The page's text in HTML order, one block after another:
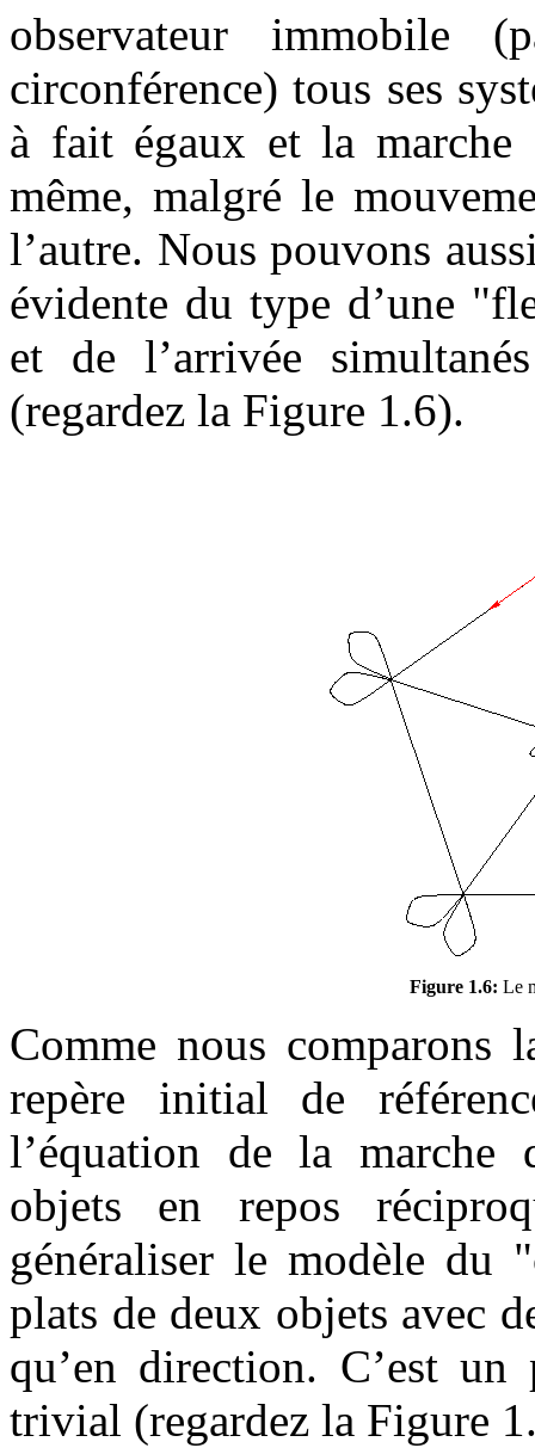
observateur immobile
circonférence) tous ses
à fait égaux et la marche
même, malgré le
l’autre. Nous pouvons
évidente du type d’une
et de l’arrivée
(regardez la Figure 1.6).
Figure 1.6: Le
Comme nous comparons
repère initial de
l’équation de la marche
objets en repos
généraliser le modèle du
plats de deux objets avec
qu’en direction. C’est un
trivial (regardez la Figure